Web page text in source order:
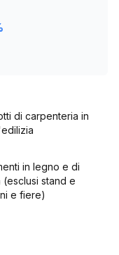
0
0
0
di carpenteria in
in legno e di
stand e
e fiere)